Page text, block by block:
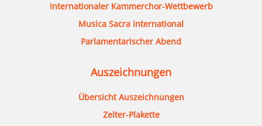
Internationaler Kammerchor-Wettbewerb
Musica Sacra International
Parlamentarischer Abend
Auszeichnungen
Übersicht Auszeichnungen
Zelter-Plakette